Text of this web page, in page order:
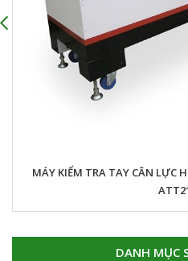
TỰ ĐỘNG TONE
DANH MỤC